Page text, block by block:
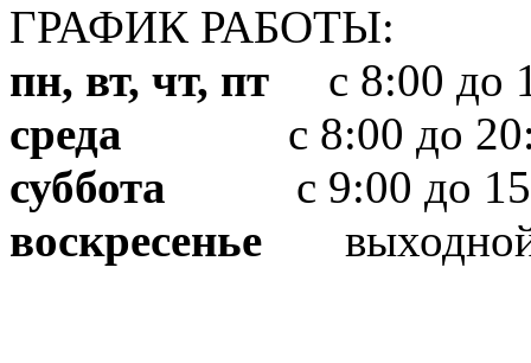
ГРАФИК РАБОТЫ:
пн, вт, чт, пт с 8:00 до
среда с 8:00 до
суббота с 9:00 до
воскресенье